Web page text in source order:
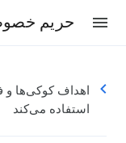
حریم
استفاده می‌کند